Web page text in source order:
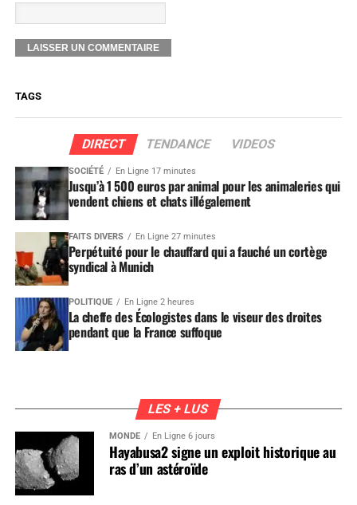
TAGS
DIRECT TENDANCE VIDEOS
SOCIÉTÉ En Ligne 17 minutes
Jusqu’à 1 500 euros par animal pour les animaleries qui
vendent chiens et chats illégalement
FAITS DIVERS En Ligne 27 minutes
Perpétuité pour le chauffard qui a fauché un cortège
syndical à Munich
POLITIQUE En Ligne 2 heures
La cheffe des Écologistes dans le viseur des droites
pendant que la France suffoque
LES + LUS
MONDE En Ligne 6 jours
Hayabusa2 signe un exploit historique au
ras d’un astéroïde